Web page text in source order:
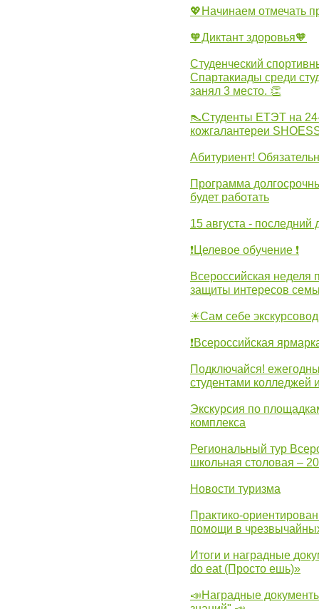
💖Начинаем отмечать
🧡Диктант здоровья🧡
Студенческий
Спартакиады среди
занял 3 место. 👏
👠Студенты ЕТЭТ на
кожгалантереи
Абитуриент!
Программа
будет работать
15 августа - последний
❗Целевое обучение ❗
Всероссийская
защиты интересов
☀Сам себе экскурсовод
❗Всероссийская
Подключайся!
студентами колледжей
Экскурсия по
комплекса
Региональный тур
школьная столовая –
Новости туризма
Практико-
помощи в
Итоги и наградные
do eat (Просто ешь)»
📣Наградные